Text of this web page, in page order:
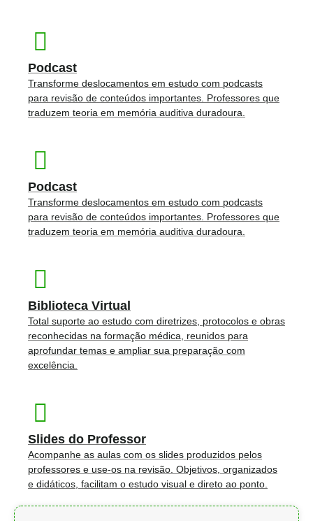
Podcast
Transforme deslocamentos em estudo com podcasts
para revisão de conteúdos importantes. Professores que
traduzem teoria em memória auditiva duradoura.
Podcast
Transforme deslocamentos em estudo com podcasts
para revisão de conteúdos importantes. Professores que
traduzem teoria em memória auditiva duradoura.
Biblioteca Virtual
Total suporte ao estudo com diretrizes, protocolos e obras
reconhecidas na formação médica, reunidos para
aprofundar temas e ampliar sua preparação com
excelência.
Slides do Professor
Acompanhe as aulas com os slides produzidos pelos
professores e use-os na revisão. Objetivos, organizados
e didáticos, facilitam o estudo visual e direto ao ponto.